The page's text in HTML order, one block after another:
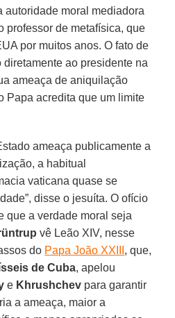
autoridade moral mediadora
professor de metafísica, que
por muitos anos. O fato de
diretamente ao presidente na
ameaça de aniquilação
Papa acredita que um limite
ameaça publicamente a
a habitual
vaticana quase se
disse o jesuíta. O ofício
que a verdade moral seja
vê Leão XIV, nesse
do Papa João XXIII , que,
de Cuba, apelou
e Khrushchev para garantir
a ameaça, maior a